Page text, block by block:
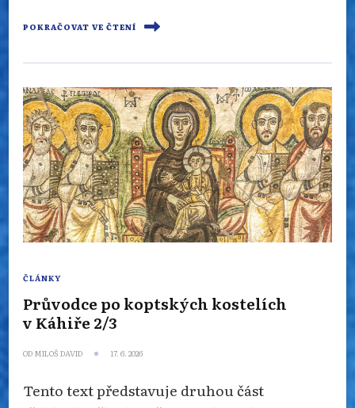
POKRAČOVAT VE ČTENÍ
ČLÁNKY
Průvodce po koptských kostelích
v Káhiře 2/3
OD MILOŠ DAVID 17. 6. 2026
Tento text představuje druhou část